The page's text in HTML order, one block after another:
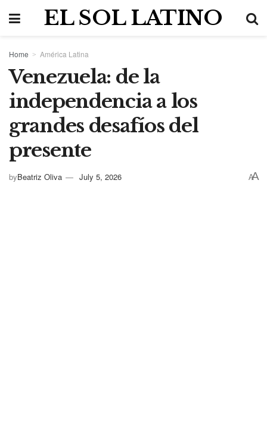
EL SOL LATINO
Home América Latina
Venezuela: de la
independencia a los
grandes desafíos del
presente
byBeatriz Oliva July 5, 2026 AA